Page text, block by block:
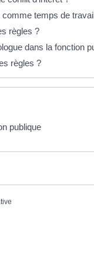
temps de
règles ?
dans la fonction
règles ?
publique